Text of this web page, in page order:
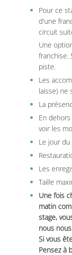
Pour ce
d'une
circuit
Une
franchise.
piste.
Les
laisse) ne
La
En
voir les
Le jour
Les
Taille
Une fois
matin
stage,
nous
Si vous
Pensez à